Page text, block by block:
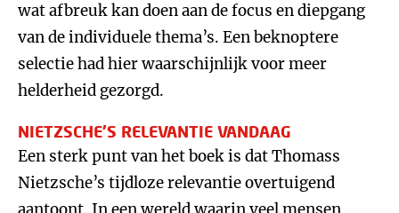
wat afbreuk kan doen aan de focus en diepgang
van de individuele thema’s. Een beknoptere
selectie had hier waarschijnlijk voor meer
helderheid gezorgd.
NIETZSCHE’S RELEVANTIE VANDAAG
Een sterk punt van het boek is dat Thomass
Nietzsche’s tijdloze relevantie overtuigend